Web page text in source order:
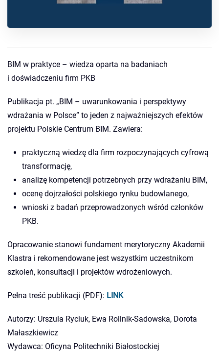
BIM w praktyce – wiedza oparta na badaniach
i doświadczeniu firm PKB
Publikacja pt. „BIM – uwarunkowania i perspektywy
wdrażania w Polsce” to jeden z najważniejszych efektów
projektu Polskie Centrum BIM. Zawiera:
praktyczną wiedzę dla firm rozpoczynających cyfrową
transformację,
analizę kompetencji potrzebnych przy wdrażaniu BIM,
ocenę dojrzałości polskiego rynku budowlanego,
wnioski z badań przeprowadzonych wśród członków
PKB.
Opracowanie stanowi fundament merytoryczny Akademii
Klastra i rekomendowane jest wszystkim uczestnikom
szkoleń, konsultacji i projektów wdrożeniowych.
Pełna treść publikacji (PDF): LINK
Autorzy: Urszula Ryciuk, Ewa Rollnik-Sadowska, Dorota
Małaszkiewicz
Wydawca: Oficyna Politechniki Białostockiej